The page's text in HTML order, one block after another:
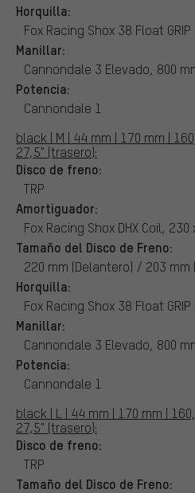
Horquilla:
Fox Racing Shox 38 Float
Manillar:
Cannondale 3 Elevado, 800
Potencia:
Cannondale 1
black | M | 44 mm | 170 mm |
27,5" (trasero):
Disco de freno:
TRP
Amortiguador:
Fox Racing Shox DHX Coil, 230
Tamaño del Disco de Freno:
220 mm (Delantero) / 203 mm
Horquilla:
Fox Racing Shox 38 Float
Manillar:
Cannondale 3 Elevado, 800
Potencia:
Cannondale 1
black | L | 44 mm | 170 mm |
27,5" (trasero):
Disco de freno:
TRP
Tamaño del Disco de Freno: